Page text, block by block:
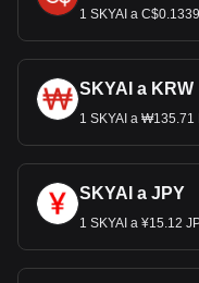
1 SKYAI a
SKYAI a KRW
1 SKYAI a ₩135.71
SKYAI a JPY
1 SKYAI a ¥15.12